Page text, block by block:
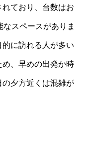
ており、台数はお
スペースがありま
に訪れる人が多い
、早めの出発か時
夕方近くは混雑が